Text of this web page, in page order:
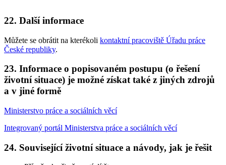
22. Další informace
Můžete se obrátit na kterékoli kontaktní pracoviště Úřadu práce
České republiky.
23. Informace o popisovaném postupu (o řešení
životní situace) je možné získat také z jiných zdrojů
a v jiné formě
Ministerstvo práce a sociálních věcí
Integrovaný portál Ministerstva práce a sociálních věcí
24. Související životní situace a návody, jak je řešit